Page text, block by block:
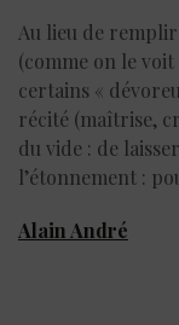
Au lieu de
(comme on le voit
certains «
récité (maîtrise,
du vide : de
l’étonnement :
Alain André